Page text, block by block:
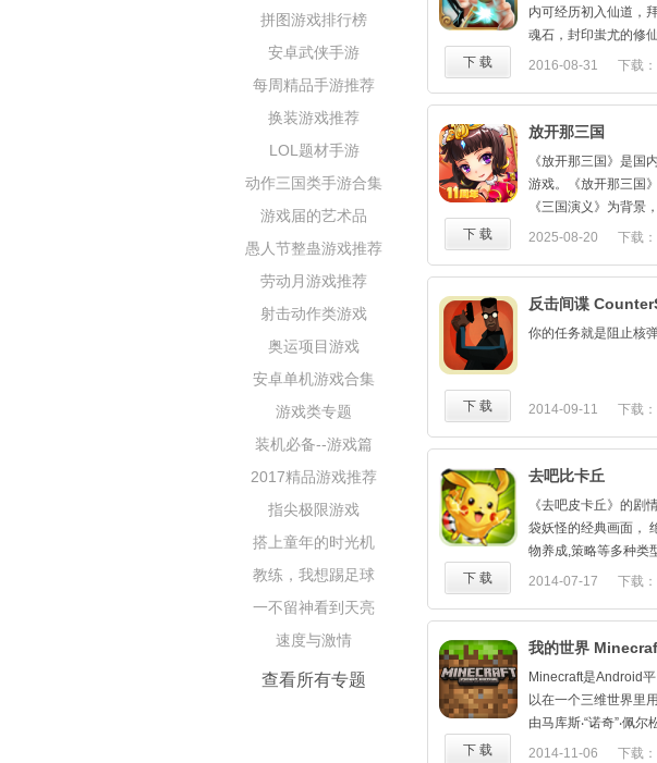
拼图游戏排行榜
安卓武侠手游
每周精品手游推荐
换装游戏推荐
LOL题材手游
动作三国类手游合集
游戏届的艺术品
愚人节整蛊游戏推荐
劳动月游戏推荐
射击动作类游戏
奥运项目游戏
安卓单机游戏合集
游戏类专题
装机必备--游戏篇
2017精品游戏推荐
指尖极限游戏
搭上童年的时光机
教练，我想踢足球
一不留神看到天亮
速度与激情
查看所有专题
特殊技能战胜敌人，
包括暗影蜘蛛侠、猩
拥有的特殊技能玩法
反派敌人也来自不同
【游戏特色】
在手绘的漫画场景中
险恶六人组崛起，他
各种恶魔。他们游
马上就要轮到我们了
蛋！
绿魔（危机 1）和秃
首款免费蜘蛛侠游戏！
- 独特的游戏设置，非
战斗，使用蛛丝飞荡
来完成！全新每日赛
在赛事模式！在无限
行榜前列！
首款叙事跑酷游戏！
- 连贯的情景冒险：
一切到此为止……蜘
- 漫威宇宙历时50余
克·弗瑞，玛丽·简和黑
- 和蜘蛛侠漫画作者合
有史以来最强大的蜘
- 招募、收集并扮演漫
内可经历初入仙道，
魂石，封印蚩尤的修
与修仙世界好友相互
2016-08-31 下载
下 载
放开那三国
《放开那三国》是国
游戏。《放开那三国
《三国演义》为背景
戏形式，使玩家瞬间
2025-08-20 下载
下 载
反击间谍
你的任务就是阻止核
2014-09-11 下载
下 载
去吧比卡丘
《去吧皮卡丘》的剧
袋妖怪的经典画面，
物养成,策略等多种类
戏。艾玛！瞬间穿越
2014-07-17 下载
下 载
我的世界
Minecraft是Android
以在一个三维世界里
由马库斯‧“诺奇”‧佩
来开发此游戏。这是
2014-11-06 下载
下 载